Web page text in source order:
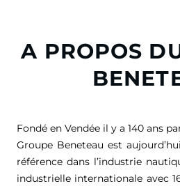
A PROPOS
Fondé en Vendée il y a 140 ans
Groupe Beneteau est
référence dans l’industrie
industrielle internationale avec